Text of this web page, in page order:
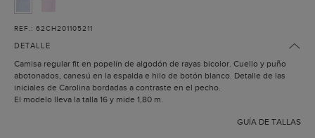
REF.: 62CH201105211
DETALLE
Camisa regular fit en popelín de algodón de rayas bicolor. Cuello y puño
abotonados, canesú en la espalda e hilo de botón blanco. Detalle de las
iniciales de Carolina bordadas a contraste en el pecho.
El modelo lleva la talla 16 y mide 1,80 m.
GUÍA DE TALLAS